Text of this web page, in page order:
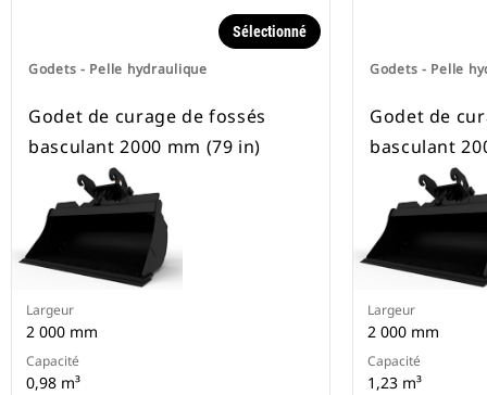
Godets - Pelle hydraulique
Sélectionné
Godet de curage de fossés
basculant 2000 mm (79 in)
Largeur
2 000 mm
Capacité
0,98 m³
Godets - Pelle
Godet de
basculant
Largeur
2 000 mm
Capacité
1,23 m³